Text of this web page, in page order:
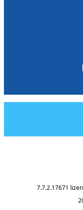
7.7.2.17671